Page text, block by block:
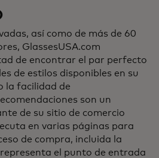
así como de más de 60
GlassesUSA.com
de encontrar el par perfecto
de estilos disponibles en su
la facilidad de
son un
de su sitio de comercio
en varias páginas para
de compra, incluida la
el punto de entrada